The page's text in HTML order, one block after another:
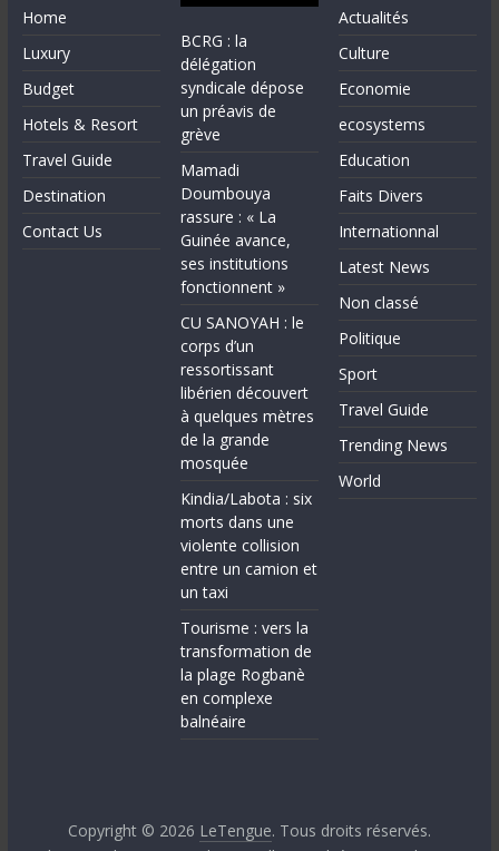
Home
Luxury
Budget
Hotels & Resort
Travel Guide
Destination
Contact Us
BCRG : la
délégation
syndicale dépose
un préavis de
grève
Mamadi
Doumbouya
rassure : « La
Guinée avance,
ses institutions
fonctionnent »
CU SANOYAH : le
corps d’un
ressortissant
libérien découvert
à quelques mètres
de la grande
mosquée
Kindia/Labota : six
morts dans une
violente collision
entre un camion et
un taxi
Tourisme : vers la
transformation de
la plage Rogbanè
en complexe
balnéaire
Actualités
Culture
Economie
ecosystems
Education
Faits Divers
Internationnal
Latest News
Non classé
Politique
Sport
Travel Guide
Trending News
World
Copyright © 2026 LeTengue. Tous droits réservés.